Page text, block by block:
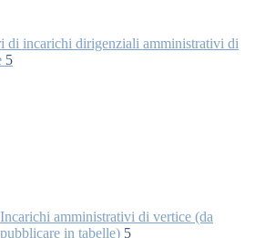
di incarichi dirigenziali amministrativi di
5
Incarichi amministrativi di vertice (da
pubblicare in tabelle) 5